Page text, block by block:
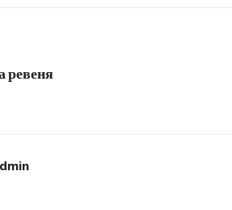
ревеня